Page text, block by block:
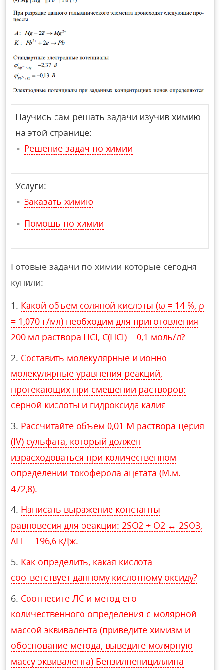
Научись сам решать задачи изучив химию
на этой странице:
Решение задач по химии
Услуги:
Заказать химию
Помощь по химии
Готовые задачи по химии которые сегодня
купили:
Какой объем соляной кислоты (ω = 14 %, ρ
= 1,070 г/мл) необходим для приготовления
200 мл раствора HCl, С(HCl) = 0,1 моль/л?
Составить молекулярные и ионно-
молекулярные уравнения реакций,
протекающих при смешении растворов:
серной кислоты и гидроксида калия
Рассчитайте объем 0,01 М раствора церия
(IV) сульфата, который должен
израсходоваться при количественном
определении токоферола ацетата (М.м.
472,8).
Написать выражение константы
равновесия для реакции: 2SO2 + O2 ↔ 2SO3,
ΔH = -196,6 кДж.
Как определить, какая кислота
соответствует данному кислотному оксиду?
Соотнесите ЛС и метод его
количественного определения с молярной
массой эквивалента (приведите химизм и
обоснование метода, выведите молярную
массу эквивалента) Бензилпенициллина